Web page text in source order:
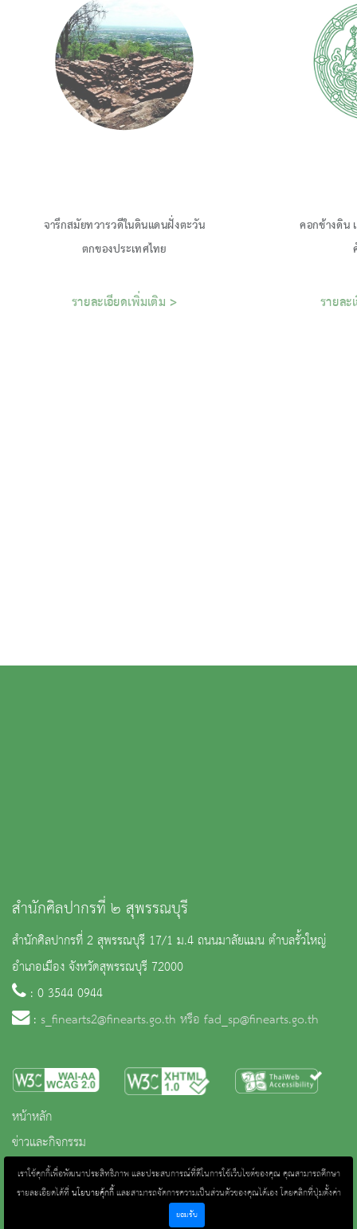
จารึกสมัยทวารวดีในดินแดนฝั่งตะวัน
รายละเอียดเพิ่มเติม >
คอกช้างดิน
รายละ
เราใช้คุกกี้เพื่อพัฒนาประสิทธิภาพ และประสบการณ์ที่ดีในการใช้เว็บไซต์ของคุณ คุณสามารถศึกษา
รายละเอียดได้ที่นโยบายคุ้กกี้และสามารถจัดการความเป็นส่วนตัวของคุณได้เอง โดยคลิกที่ปุ่มตั้งค่า
ยอมรับ
สำนักศิลปากรที่ ๒ สุพรรณบุรี
สำนักศิลปากรที่ 2 สุพรรณบุรี 17/1 ม.4 ถนนมาลัยแมน ตำบลรั้วใหญ่
อำเภอเมือง จังหวัดสุพรรณบุรี 72000
: 0 3544 0944
: s_finearts2@finearts.go.th หรือ fad_sp@finearts.go.th
หน้าหลัก
ข่าวและกิจกรรม
นิทรรศการ
บริการ